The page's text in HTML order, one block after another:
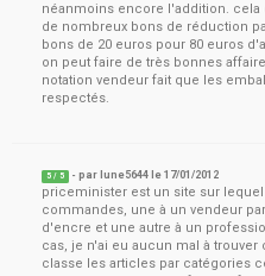
néanmoins encore l'addition.
de nombreux bons de réduction
bons de 20 euros pour 80 euros
on peut faire de très bonnes
notation vendeur fait que les
respectés.
5 / 5 - par lune5644 le17/01/2012
priceminister est un site sur
commandes, une à un vendeur
d'encre et une autre à un
cas, je n'ai eu aucun mal à
classe les articles par catégories